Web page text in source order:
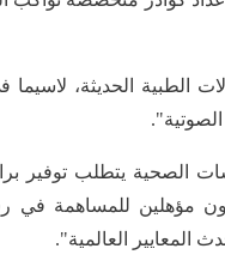
الحديثة، لاسيما
الصحية يتطلب توفير
مؤهلين للمساهمة في
المعايير العالمية".